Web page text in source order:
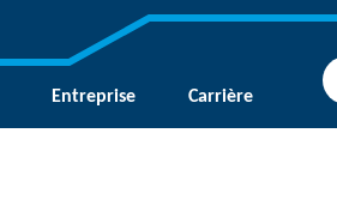
Entreprise Carrière